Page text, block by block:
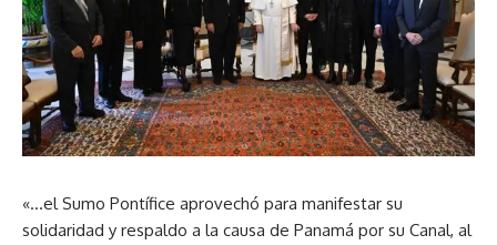
«…el Sumo Pontífice aprovechó para manifestar su
solidaridad y respaldo a la causa de Panamá por su Canal, al